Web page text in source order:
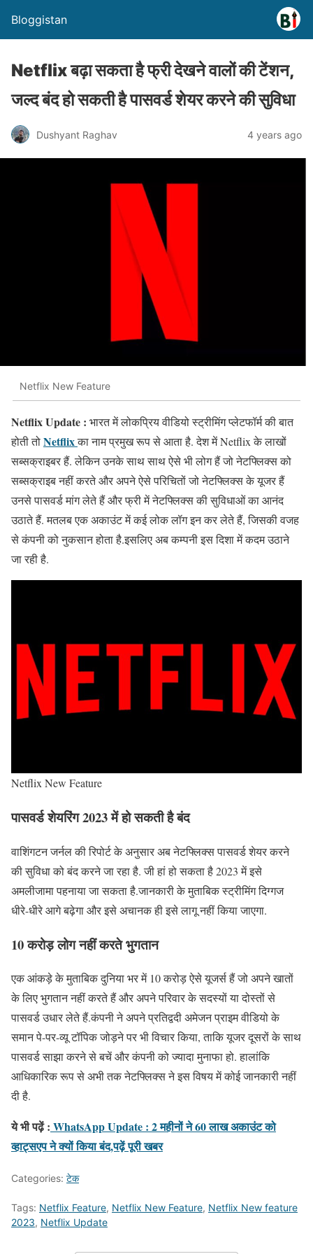
Bloggistan
Netflix बढ़ा सकता है फ्री देखने वालों की टेंशन,
जल्द बंद हो सकती है पासवर्ड शेयर करने की सुविधा
Dushyant Raghav 4 years ago
Netflix New Feature
Netflix Update : भारत में लोकप्रिय वीडियो स्ट्रीमिंग प्लेटफॉर्म की बात
होती तोNetflixका नाम प्रमुख रूप से आता है. देश में Netflix के लाखों
सब्सक्राइबर हैं. लेकिन उनके साथ साथ ऐसे भी लोग हैं जो नेटफ्लिक्स को
सब्सक्राइब नहीं करते और अपने ऐसे परिचितों जो नेटफ्लिक्स के यूजर हैं
उनसे पासवर्ड मांग लेते हैं और फ्री में नेटफ्लिक्स की सुविधाओं का आनंद
उठाते हैं. मतलब एक अकाउंट में कई लोक लॉग इन कर लेते हैं, जिसकी वजह
से कंपनी को नुकसान होता है.इसलिए अब कम्पनी इस दिशा में कदम उठाने
जा रही है.
Netflix New Feature
पासवर्ड शेयरिंग 2023 में हो सकती है बंद
वाशिंगटन जर्नल की रिपोर्ट के अनुसार अब नेटफ्लिक्स पासवर्ड शेयर करने
की सुविधा को बंद करने जा रहा है. जी हां हो सकता है 2023 में इसे
अमलीजामा पहनाया जा सकता है.जानकारी के मुताबिक स्ट्रीमिंग दिग्गज
धीरे-धीरे आगे बढ़ेगा और इसे अचानक ही इसे लागू नहीं किया जाएगा.
10 करोड़ लोग नहीं करते भुगतान
एक आंकड़े के मुताबिक दुनिया भर में 10 करोड़ ऐसे यूजर्स हैं जो अपने खातों
के लिए भुगतान नहीं करते हैं और अपने परिवार के सदस्यों या दोस्तों से
पासवर्ड उधार लेते हैं.कंपनी ने अपने प्रतिद्वदी अमेजन प्राइम वीडियो के
समान पे-पर-व्यू टॉपिक जोड़ने पर भी विचार किया, ताकि यूजर दूसरों के साथ
पासवर्ड साझा करने से बचें और कंपनी को ज्यादा मुनाफा हो. हालांकि
आधिकारिक रूप से अभी तक नेटफ्लिक्स ने इस विषय में कोई जानकारी नहीं
दी है.
ये भी पढ़ें : WhatsApp Update : 2 महीनों ने 60 लाख अकाउंट को
व्हाट्सएप ने क्यों किया बंद,पढ़ें पूरी खबर
Categories: टेक
Tags: Netflix Feature, Netflix New Feature, Netflix New feature
2023, Netflix Update